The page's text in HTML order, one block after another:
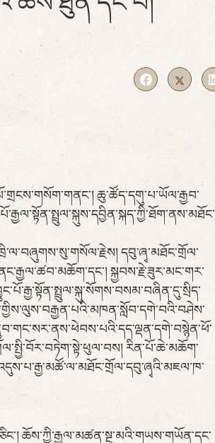
ཆུ་ཚོད་དགུ་པ་ཡོལ་རྒྱབ་
དབུ་ཞྭ་མཐོང་གྲོལ་
སྐྱབས་རྗེ་ཟུར་མང་གར་
རིན་པོ་ཆེ་མཆོག་
ཆོས་ཀྱི་རྒྱལ་མཚན་སྔ་མའི་གཡས་གཡོན་དང་